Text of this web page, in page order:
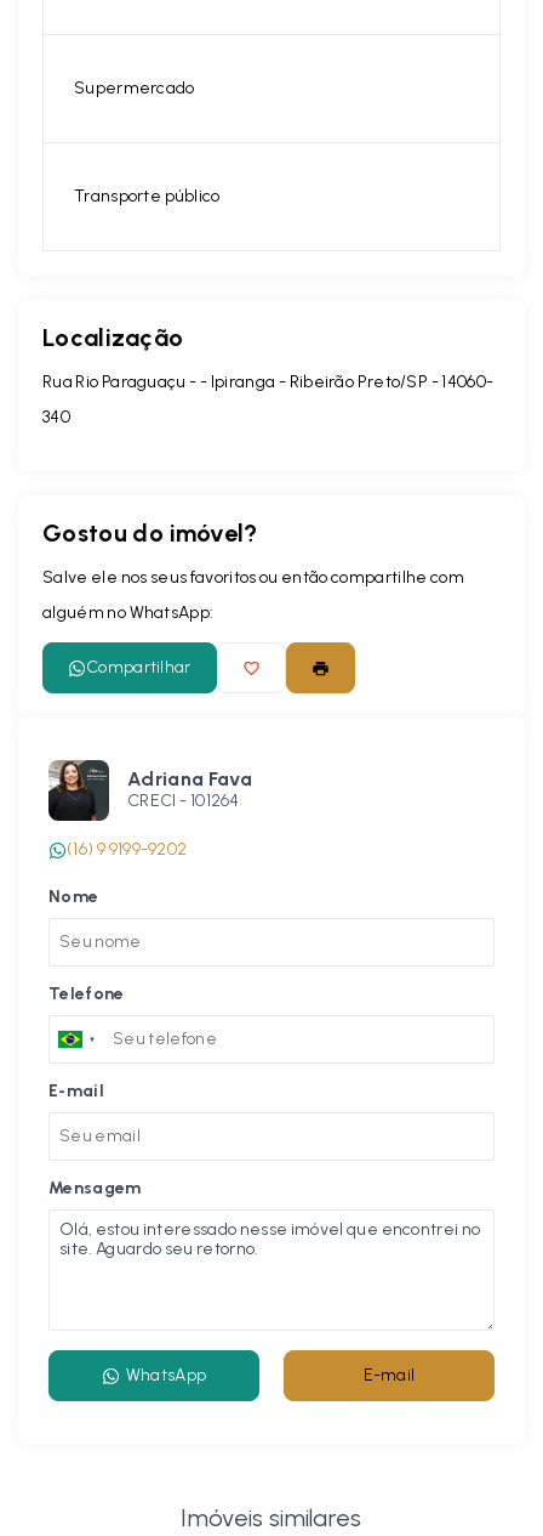
Supermercado
Transporte público
Localização
Rua Rio Paraguaçu - - Ipiranga - Ribeirão Preto/SP - 14060-
340
Gostou do imóvel?
Salve ele nos seus favoritos ou então compartilhe com
alguém no WhatsApp:
Compartilhar
Adriana Fava
CRECI - 101264
(16) 9 9199-9202
Nome
Telefone
E-mail
Mensagem
WhatsApp E-mail
Imóveis similares